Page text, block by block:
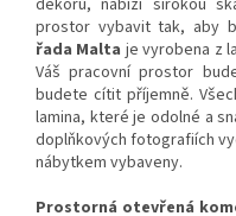
prostor vybavit tak, aby
řada Malta je vyrobena z
Váš pracovní prostor
budete cítit příjemně.
lamina, které je odolné a
doplňkových fotografiích
nábytkem vybaveny.
Prostorná otevřená